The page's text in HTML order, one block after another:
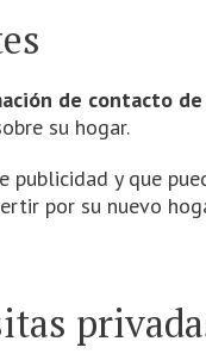
de contacto
su hogar.
y que
por su nuevo